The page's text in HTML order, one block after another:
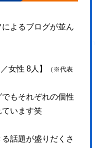
よるブログが並ん
女性 8人】
（※代表
もそれぞれの個性
います笑
話題が盛りだくさ
wp-content/themes/wp-
-->